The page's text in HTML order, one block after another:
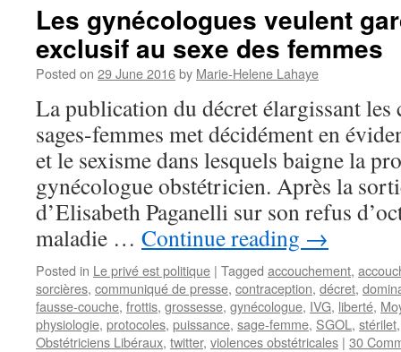
Les gynécologues veulent
exclusif au sexe des femmes
Posted on 29 June 2016by Marie-Helene Lahaye
La publication du décret élargissant les
sages-femmes met décidément en
et le sexisme dans lesquels baigne la
gynécologue obstétricien. Après la
d’Elisabeth Paganelli sur son refus
maladie … Continue reading →
Posted in Le privé est politique | Tagged accouchement,
sorcières, communiqué de presse, contraception, décret,
fausse-couche, frottis, grossesse, gynécologue, IVG, liberté,
physiologie, protocoles, puissance, sage-femme, SGOL , stérilet
Obstétriciens Libéraux, twitter, violences obstétricales | 30